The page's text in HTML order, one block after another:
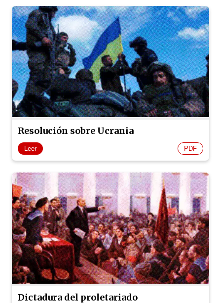
Resolución sobre Ucrania
Leer PDF
Dictadura del proletariado